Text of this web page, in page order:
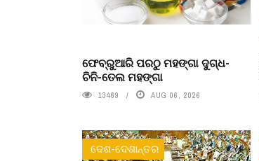
ଫେବ୍ରୁଆରି ପରଠୁ ମହଙ୍ଗା ଦୁଗ୍ଧ-
ଚିନି-ତେଲ ମହଙ୍ଗା
13469 AUG 06, 2026
ଦେଶ-ଦେଶାନ୍ତର